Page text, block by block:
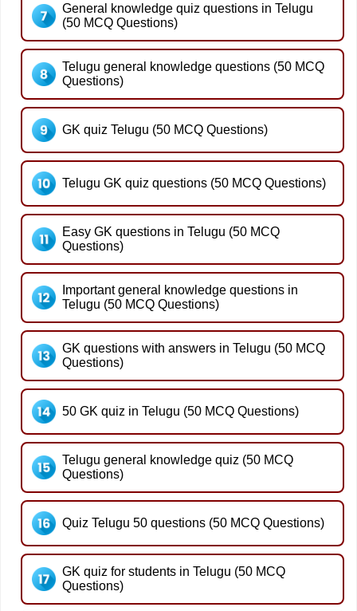
General knowledge quiz questions in Telugu
(50 MCQ Questions)
Telugu general knowledge questions (50 MCQ
Questions)
GK quiz Telugu (50 MCQ Questions)
Telugu GK quiz questions (50 MCQ Questions)
Easy GK questions in Telugu (50 MCQ
Questions)
Important general knowledge questions in
Telugu (50 MCQ Questions)
GK questions with answers in Telugu (50 MCQ
Questions)
50 GK quiz in Telugu (50 MCQ Questions)
Telugu general knowledge quiz (50 MCQ
Questions)
Quiz Telugu 50 questions (50 MCQ Questions)
GK quiz for students in Telugu (50 MCQ
Questions)